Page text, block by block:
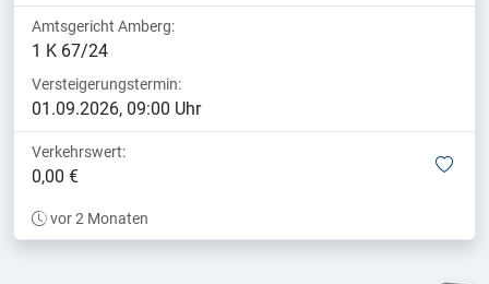
Amtsgericht Amberg:
1 K 67/24
Versteigerungstermin:
01.09.2026, 09:00 Uhr
Verkehrswert:
0,00 €
vor 2 Monaten